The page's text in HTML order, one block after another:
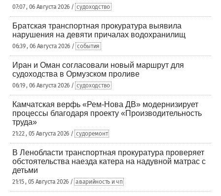
07:07 , 06 Августа 2026 / судоходство
Братская транспортная прокуратура выявила
нарушения на девяти причалах водохранилищ
06:39 , 06 Августа 2026 / события
Иран и Оман согласовали новый маршрут для
судоходства в Ормузском проливе
06:19 , 06 Августа 2026 / судоходство
Камчатская верфь «Рем-Нова ДВ» модернизирует
процессы благодаря проекту «Производительность
труда»
21:22 , 05 Августа 2026 / судоремонт
В Ленобласти транспортная прокуратура проверяет
обстоятельства наезда катера на надувной матрас с
детьми
21:15 , 05 Августа 2026 / аварийность и чп